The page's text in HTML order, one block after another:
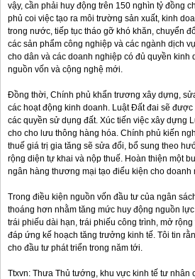
vậy, cần phải huy động trên 150 nghìn tỷ đồng
phủ coi việc tạo ra môi trường sản xuất, kinh
trong nước, tiếp tục tháo gỡ khó khăn, chuyển
các sản phẩm công nghiệp và các ngành dịch
cho dân và các doanh nghiệp có đủ quyền
nguồn vốn và cộng nghệ mới.
Đồng thời, Chính phủ khẩn trương xây dựng,
các hoạt động kinh doanh. Luật Đất đai sẽ
các quyền sử dụng đất. Xúc tiến việc xây dựng
cho cho lưu thông hàng hóa. Chính phủ kiến
thuế giá trị gia tăng sẽ sửa đổi, bổ sung theo
rộng diện tự khai và nộp thuế. Hoàn thiện một
ngân hàng thương mại tạo điểu kiện cho
Trong điều kiện nguồn vốn đầu tư của ngân
thoáng hơn nhằm tăng mức huy động nguồn
trái phiếu dài hạn, trái phiếu công trình, mở
đáp ứng kế hoạch tăng trưởng kinh tế. Tôi tin
cho đầu tư phát triển trong năm tới.
Ttxvn: Thưa Thủ tướng, khu vực kinh tế tư